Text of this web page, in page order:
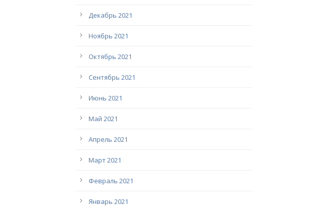
Декабрь 2021
Ноябрь 2021
Октябрь 2021
Сентябрь 2021
Июнь 2021
Май 2021
Апрель 2021
Март 2021
Февраль 2021
Январь 2021